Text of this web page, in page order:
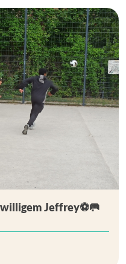
Jeffrey⚽🥅